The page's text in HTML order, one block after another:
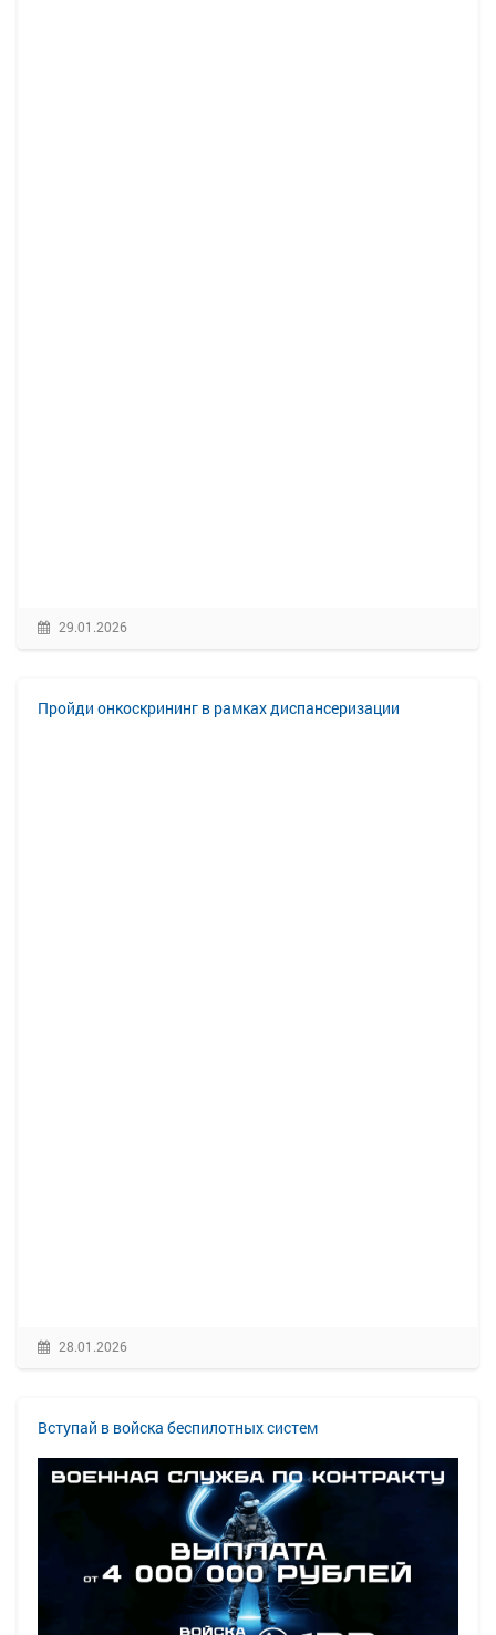
29.01.2026
Пройди онкоскрининг в рамках диспансеризации
28.01.2026
Вступай в войска беспилотных систем